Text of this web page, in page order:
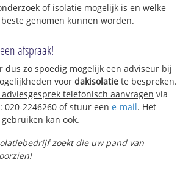
of isolatie mogelijk is en welke
genomen kunnen worden.
afspraak!
dus zo spoedig mogelijk een adviseur bij
voordakisolatie te bespreken.
telefonisch aanvragen via
020-2246260 of stuur eene-mail. Het
gebruiken kan ook.
zoekt die uw pand van